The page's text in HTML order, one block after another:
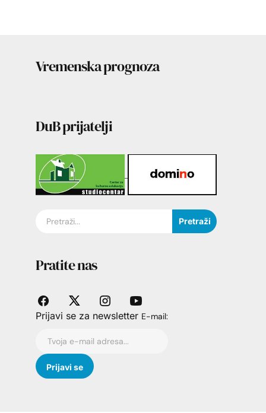
Vremenska prognoza
DuB prijatelji
Pretraži
Pratite nas
Prijavi se za newsletter E-mail: